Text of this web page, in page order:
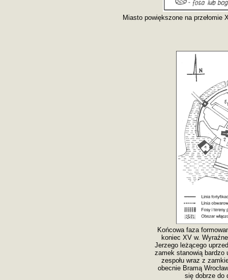
Miasto powiększone na
Końcowa faza
koniec XV w.
Jerzego leżącego
zamek stanowią bardzo
zespołu wraz z
obecnie Bramą
się dobrze do